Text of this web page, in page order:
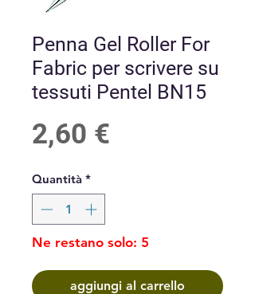
Penna Gel Roller For
Fabric per scrivere su
tessuti Pentel BN15
2,60 €
Quantità *
Ne restano solo: 5
aggiungi al carrello